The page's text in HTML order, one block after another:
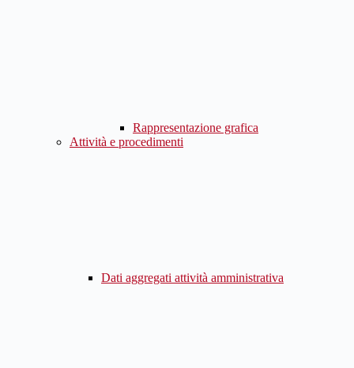
Rappresentazione grafica
Attività e procedimenti
Dati aggregati attività amministrativa